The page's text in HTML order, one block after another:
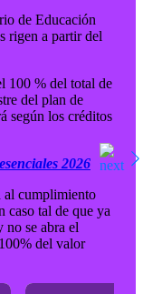
de Educación
rigen a partir del
100 % del total de
del plan de
según los créditos
2026
al cumplimiento
tal de que ya
no se abra el
del valor